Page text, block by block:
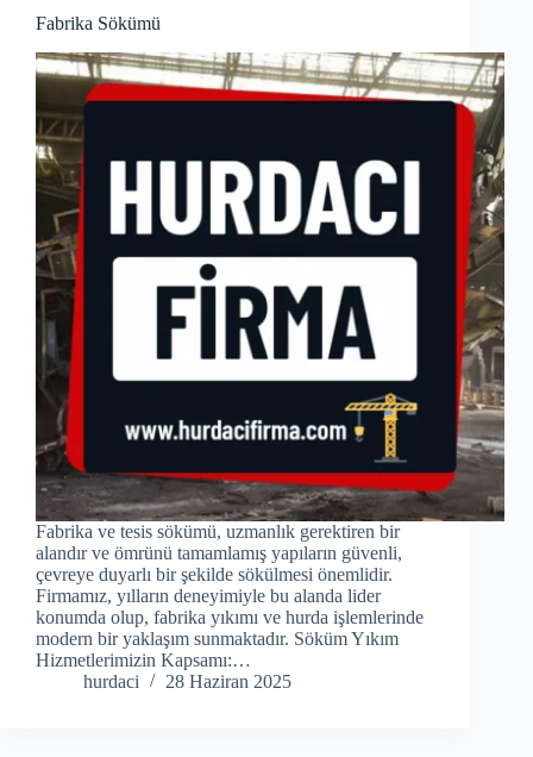
Fabrika Sökümü
Fabrika ve tesis sökümü, uzmanlık gerektiren bir
alandır ve ömrünü tamamlamış yapıların güvenli,
çevreye duyarlı bir şekilde sökülmesi önemlidir.
Firmamız, yılların deneyimiyle bu alanda lider
konumda olup, fabrika yıkımı ve hurda işlemlerinde
modern bir yaklaşım sunmaktadır. Söküm Yıkım
Hizmetlerimizin Kapsamı:…
hurdaci
28 Haziran 2025